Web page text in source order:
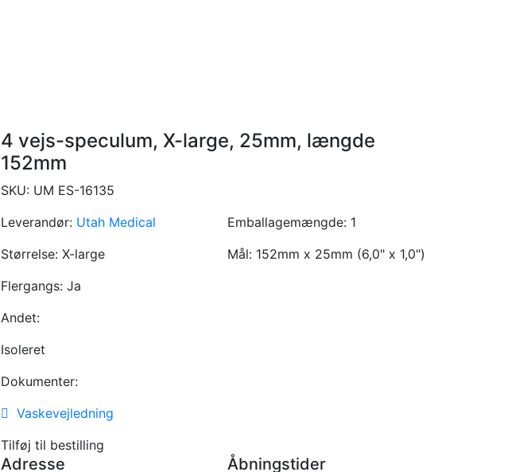
4 vejs-speculum, X-large, 25mm, længde
152mm
SKU: UM ES-16135
Leverandør: Utah Medical Emballagemængde: 1
Størrelse: X-large Mål: 152mm x 25mm (6,0" x 1,0")
Flergangs: Ja
Andet:
Isoleret
Dokumenter:
Vaskevejledning
Tilføj til bestilling
Adresse Åbningstider